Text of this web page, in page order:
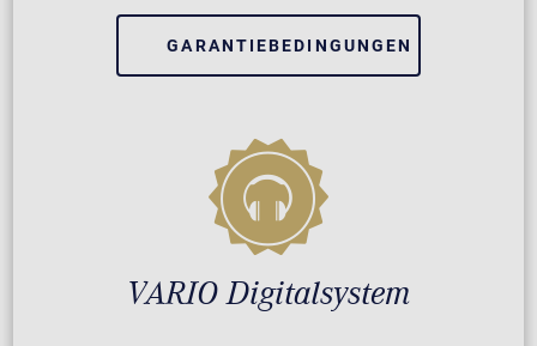
GARANTIEBEDINGUNGEN
VARIO Digitalsystem